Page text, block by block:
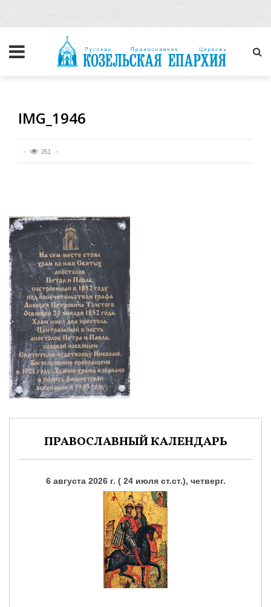
IMG_1946
251
ПРАВОСЛАВНЫЙ КАЛЕНДАРЬ
6 августа 2026 г. ( 24 июля ст.ст.), четверг.